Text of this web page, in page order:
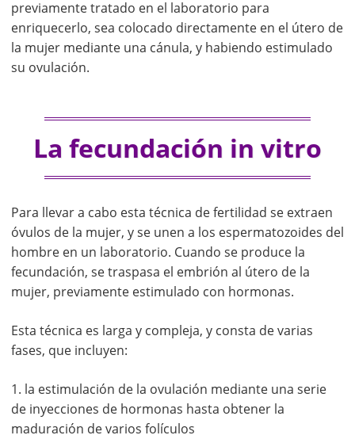
previamente tratado en el laboratorio para
enriquecerlo, sea colocado directamente en el útero de
la mujer mediante una cánula, y habiendo estimulado
su ovulación.
La fecundación in vitro
Para llevar a cabo esta técnica de fertilidad se extraen
óvulos de la mujer, y se unen a los espermatozoides del
hombre en un laboratorio. Cuando se produce la
fecundación, se traspasa el embrión al útero de la
mujer, previamente estimulado con hormonas.
Esta técnica es larga y compleja, y consta de varias
fases, que incluyen:
la estimulación de la ovulación mediante una serie
de inyecciones de hormonas hasta obtener la
maduración de varios folículos